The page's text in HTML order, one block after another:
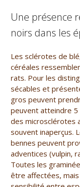
Une présence
noirs dans les
Les sclérotes de
céréales
rats. Pour les
sécables et
gros peuvent
peuvent atteindre 5
des microsclérotes
souvent inaperçus.
bennes peuvent
adventices (vulpin,
Toutes les
être affectées,